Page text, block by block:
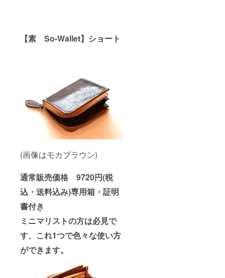
【素 So-Wallet】ショート
(画像はモカブラウン)
通常販売価格 9720円(税
込・送料込み)専用箱・証明
書付き
ミニマリストの方は必見で
す、これ1つで色々な使い方
ができます。